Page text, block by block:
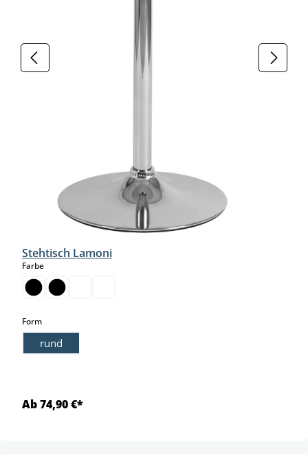
Stehtisch Lamoni
Farbeauswählen
Formauswählen
rund
Ab 74,90 €*